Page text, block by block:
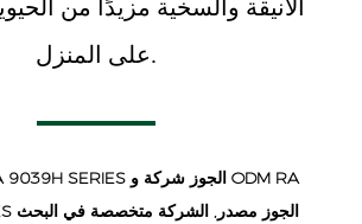
الأنيقة والسخية مزيدًا من
على المنزل.
الصين RA 9039H SERIES الجوز شركةو ODM RA
9039H SERIES الجوز مصدر, الشركة متخصصة في البحث